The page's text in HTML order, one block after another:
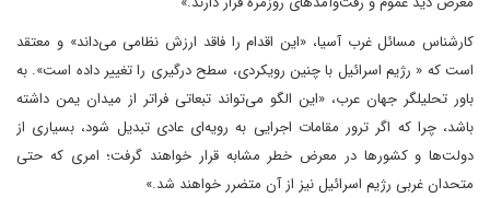
کارشناس مسائل غرب آسیا، «این اقدام را فاقد ارزش نظامی می‌داند» و معتقد
است که « رژیم اسرائیل با چنین رویکردی، سطح درگیری را تغییر داده است». به
باور تحلیلگر جهان عرب، «این الگو می‌تواند تبعاتی فراتر از میدان یمن داشته
باشد، چرا که اگر ترور مقامات اجرایی به رویه‌ای عادی تبدیل شود، بسیاری از
دولت‌ها و کشورها در معرض خطر مشابه قرار خواهند گرفت؛ امری که حتی
متحدان غربی رژیم اسرائیل نیز از آن متضرر خواهند شد.»